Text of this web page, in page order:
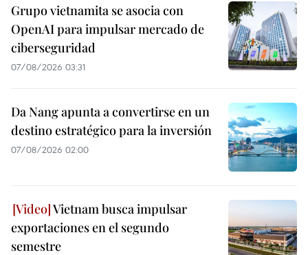
Grupo vietnamita se asocia con
OpenAI para impulsar mercado de
ciberseguridad
07/08/2026 03:31
Da Nang apunta a convertirse en un
destino estratégico para la inversión
07/08/2026 02:00
Vietnam busca impulsar
exportaciones en el segundo
semestre